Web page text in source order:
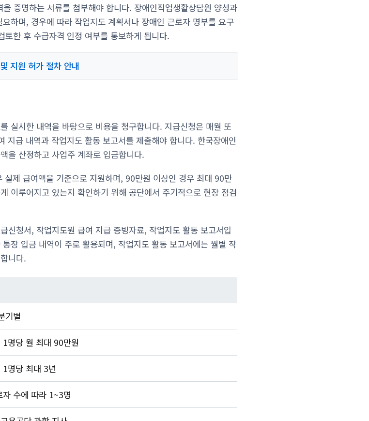
증명하는 서류를 첨부해야 합니다. 장애인직업생활상담원 양성과
하며, 경우에 따라 작업지도 계획서나 장애인 근로자 명부를 요구
한 후 수급자격 인정 여부를 통보하게 됩니다.
지원 허가 절차 안내
실시한 내역을 바탕으로 비용을 청구합니다. 지급신청은 매월 또
지급 내역과 작업지도 활동 보고서를 제출해야 합니다. 한국장애인
을 산정하고 사업주 계좌로 입금합니다.
제 급여액을 기준으로 지원하며, 90만원 이상인 경우 최대 90만
이루어지고 있는지 확인하기 위해 공단에서 주기적으로 현장 점검
신청서, 작업지도원 급여 지급 증빙자료, 작업지도 활동 보고서입
장 입금 내역이 주로 활용되며, 작업지도 활동 보고서에는 월별 작
니다.
기별
1명당 월 최대 90만원
1명당 최대 3년
자 수에 따라 1~3명